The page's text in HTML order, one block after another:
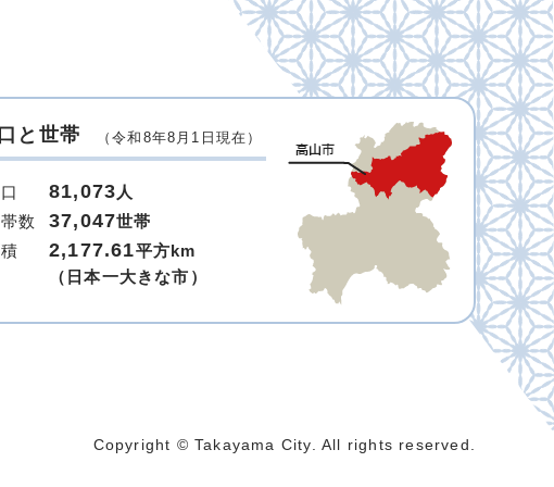
と世帯 （令和8年8月1日現在）
81,073 人
数
37,047世帯
2,177.61平方km
（日本一大きな市）
Copyright © Takayama City. All rights reserved.